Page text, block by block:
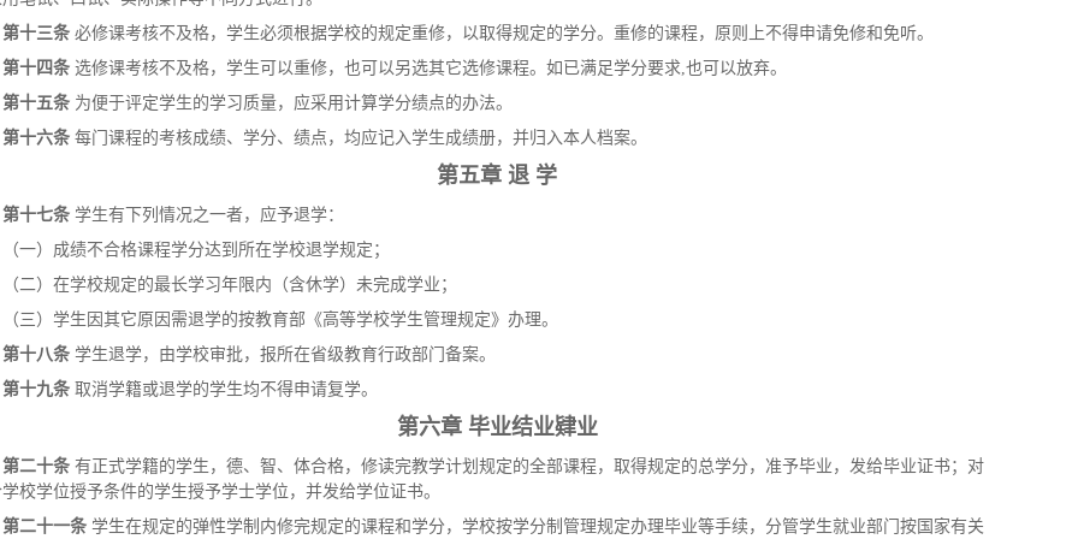
第十三条 必修课考核不及格，学生必须根据学校的规定重修，以取得规定的学分。重修的课程，原则上不得申请免修和免听。
第十四条 选修课考核不及格，学生可以重修，也可以另选其它选修课程。如已满足学分要求,也可以放弃。
第十五条 为便于评定学生的学习质量，应采用计算学分绩点的办法。
第十六条 每门课程的考核成绩、学分、绩点，均应记入学生成绩册，并归入本人档案。
第五章 退 学
第十七条 学生有下列情况之一者，应予退学：
（一）成绩不合格课程学分达到所在学校退学规定；
（二）在学校规定的最长学习年限内（含休学）未完成学业；
（三）学生因其它原因需退学的按教育部《高等学校学生管理规定》办理。
第十八条 学生退学，由学校审批，报所在省级教育行政部门备案。
第十九条 取消学籍或退学的学生均不得申请复学。
第六章 毕业结业肄业
第二十条 有正式学籍的学生，德、智、体合格，修读完教学计划规定的全部课程，取得规定的总学分，准予毕业，发给毕业证书；对
校学位授予条件的学生授予学士学位，并发给学位证书。
第二十一条 学生在规定的弹性学制内修完规定的课程和学分，学校按学分制管理规定办理毕业等手续，分管学生就业部门按国家有关